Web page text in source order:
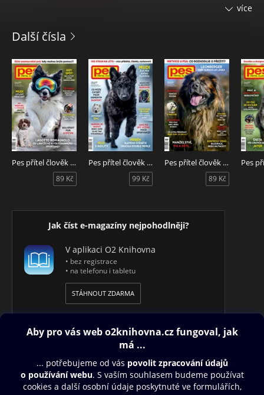
sporty určené pro psí parťáky a jejich majitele mají u nás své
zajímavými lidmi, skutečné příběhy psů a jejich majitelů, tipy
na výlety… Mít psa je velké štěstí a být mu dobrým parťákem,
průvodcem by mělo být povinností každého zodpovědného
majitele. Rádi vám v tom pomáháme každý měsíc už od roku
1954.
více
Další čísla
Pes přítel člověk 8/2026
89 Kč
Pes přítel člověk 7/2026
99 Kč
Pes přítel člověk 6/2026
89 Kč
Jak číst e-magazíny nejpohodlněji?
V aplikaci O2 Knihovna
• bez registrace
• na telefonu i tabletu
STÁHNOUT ZDARMA
Obsah ke stažení
Moje O2 Knihovna